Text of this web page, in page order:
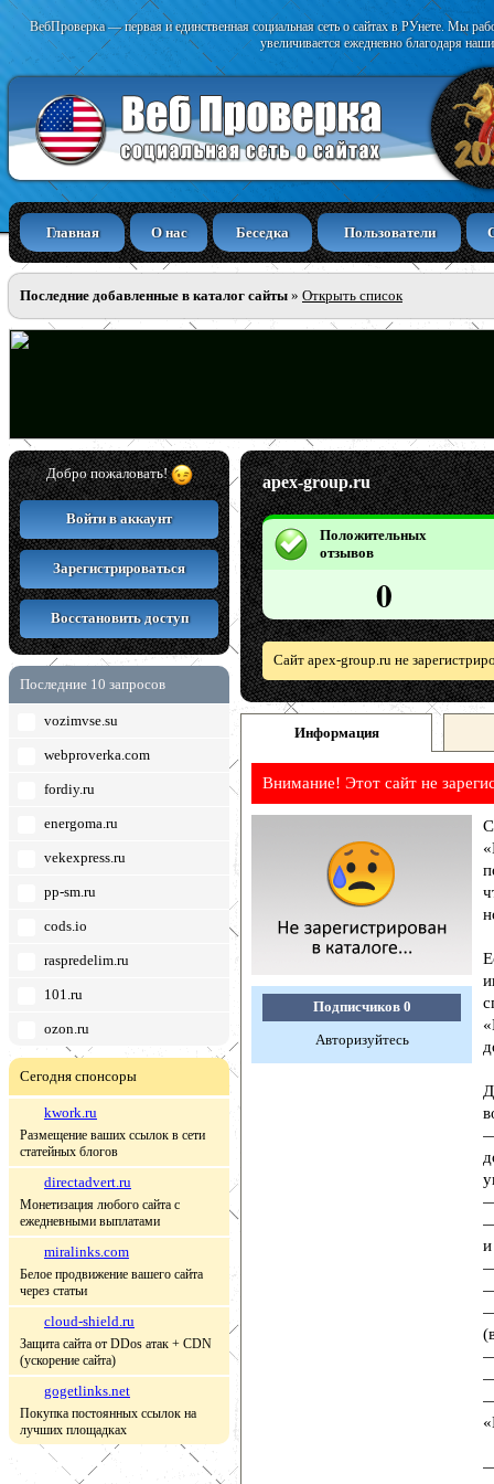
ВебПроверка — первая и единственная социальная сеть о сайтах в РУнете. Мы
увеличивается ежедневно благодаря
Главная О нас Беседка Пользователи
Последние добавленные в каталог сайты » Открыть список
Добро пожаловать!
Войти в аккаунт
Зарегистрироваться
Восстановить доступ
Последние 10 запросов
vozimvse.su
webproverka.com
fordiy.ru
energoma.ru
vekexpress.ru
pp-sm.ru
cods.io
raspredelim.ru
101.ru
ozon.ru
Сегодня спонсоры
kwork.ru
Размещение ваших ссылок в сети
статейных блогов
directadvert.ru
Монетизация любого сайта с
ежедневными выплатами
miralinks.com
Белое продвижение вашего сайта
через статьи
cloud-shield.ru
Защита сайта от DDos атак + CDN
(ускорение сайта)
gogetlinks.net
Покупка постоянных ссылок на
лучших площадках
apex-group.ru
Положительных
отзывов
0
Сайт apex-group.ru не
Информация
Внимание! Этот сайт не
Подписчиков 0
Авторизуйтесь